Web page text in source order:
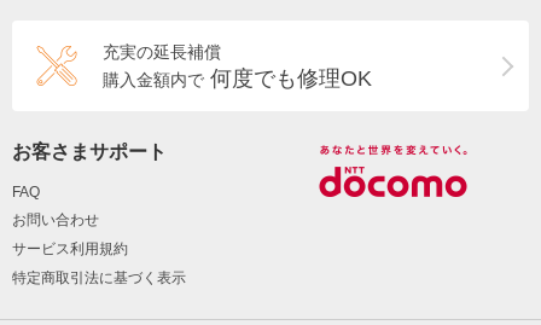
充実の延長補償
購入金額内で 何度でも修理OK
お客さまサポート
FAQ
お問い合わせ
サービス利用規約
特定商取引法に基づく表示